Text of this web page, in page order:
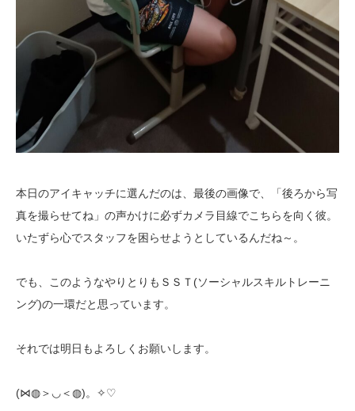
本日のアイキャッチに選んだのは、最後の画像で、「後ろから写
真を撮らせてね」の声かけに必ずカメラ目線でこちらを向く彼。
いたずら心でスタッフを困らせようとしているんだね～。
でも、このようなやりとりもＳＳＴ(ソーシャルスキルトレーニ
ング)の一環だと思っています。
それでは明日もよろしくお願いします。
(⋈◍＞◡＜◍)。✧♡